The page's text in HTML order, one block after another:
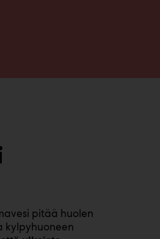
pitää huolen
kylpyhuoneen